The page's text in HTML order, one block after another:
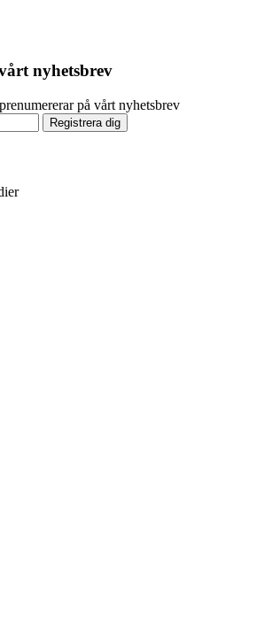
nyhetsbrev
på vårt nyhetsbrev
Registrera dig